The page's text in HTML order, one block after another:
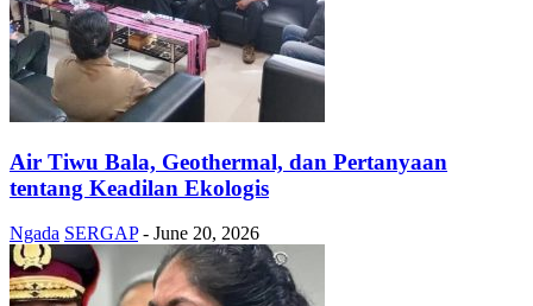
Air Tiwu Bala, Geothermal, dan Pertanyaan
tentang Keadilan Ekologis
Ngada SERGAP - June 20, 2026